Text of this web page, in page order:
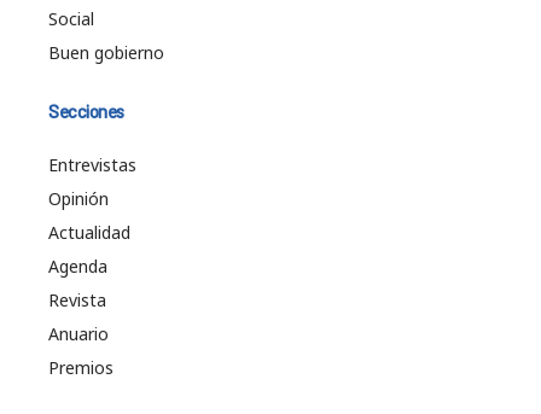
Social
Buen gobierno
Secciones
Entrevistas
Opinión
Actualidad
Agenda
Revista
Anuario
Premios